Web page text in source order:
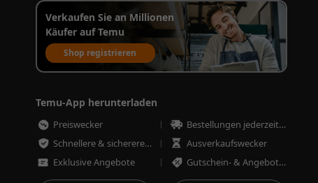
Verkaufen Sie an Millionen
Käufer auf Temu
Shop registrieren
Temu-App herunterladen
Preiswecker
Bestellungen jederzeit nachverfolgen
Schnellere & sicherere Bestellungen
Ausverkaufswecker
Exklusive Angebote
Gutschein- & Angebotswecker